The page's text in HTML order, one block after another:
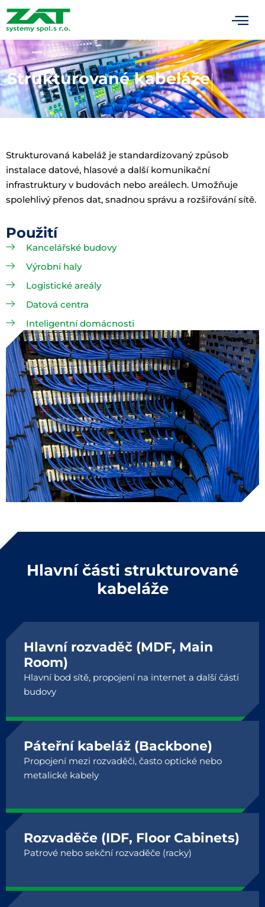
Strukturované kabeláže
Strukturovaná kabeláž je standardizovaný způsob
instalace datové, hlasové a další komunikační
infrastruktury v budovách nebo areálech. Umožňuje
spolehlivý přenos dat, snadnou správu a rozšiřování sítě.
Použití
Kancelářské budovy
Výrobní haly
Logistické areály
Datová centra
Inteligentní domácnosti
Hlavní části strukturované
kabeláže
Hlavní rozvaděč (MDF, Main
Room)
Hlavní bod sítě, propojení na internet a další části
budovy
Páteřní kabeláž (Backbone)
Propojení mezi rozvaděči, často optické nebo
metalické kabely
Rozvaděče (IDF, Floor Cabinets)
Patrové nebo sekční rozvaděče (racky)